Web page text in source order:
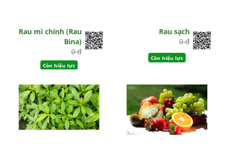
Rau mì chính (Rau
Bina)
0 đ
Còn hiệu lực
Rau sạch
0 đ
Còn hiệu lực